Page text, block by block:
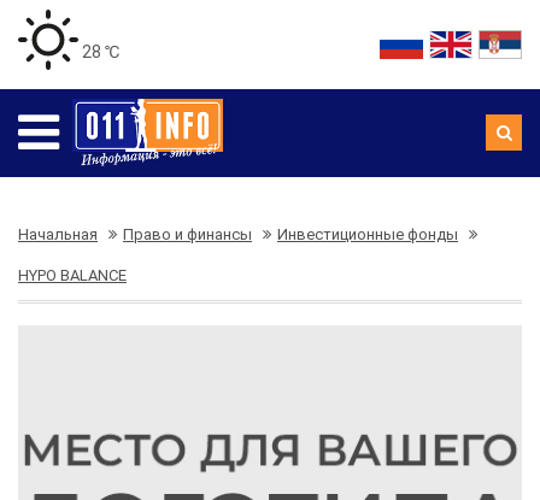
28 ℃
Начальная Право и финансы Инвестиционные фонды
HYPO BALANCE